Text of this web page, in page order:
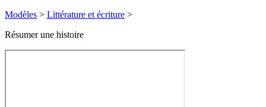
Modèles > Littérature et écriture >
Résumer une histoire